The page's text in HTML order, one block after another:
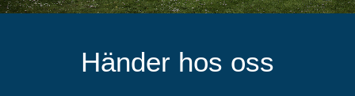
Händer hos oss